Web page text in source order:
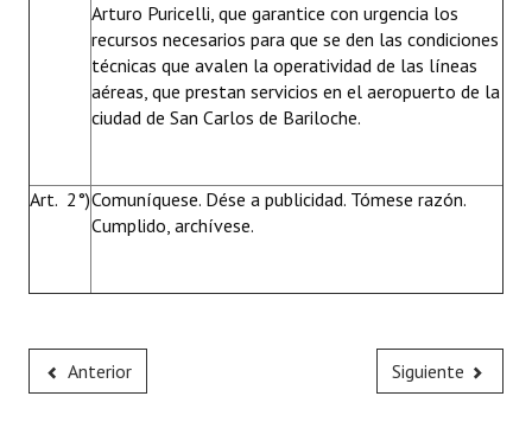
Arturo Puricelli, que garantice con urgencia los
recursos necesarios para que se den las condiciones
técnicas que avalen la operatividad de las líneas
aéreas, que prestan servicios en el aeropuerto de la
ciudad de San Carlos de Bariloche.
Art. 2°)Comuníquese. Dése a publicidad. Tómese razón.
Cumplido, archívese.
Anterior Siguiente